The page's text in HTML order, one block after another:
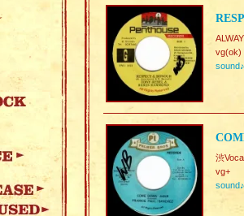
vg(ok)
sound♪
渋
vg+
sound♪